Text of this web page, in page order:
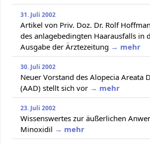
31. Juli 2002
Artikel von Priv. Doz. Dr. Rolf
des anlagebedingten Haarausfalls in
Ausgabe der Ärztezeitung → mehr
30. Juli 2002
Neuer Vorstand des Alopecia Areata
(AAD) stellt sich vor → mehr
23. Juli 2002
Wissenswertes zur äußerlichen
Minoxidil → mehr